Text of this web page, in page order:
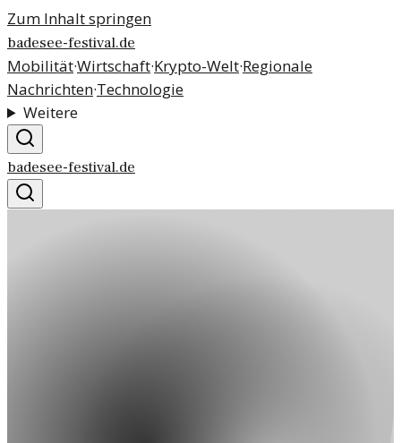
Zum Inhalt springen
badesee-festival.de
Mobilität·Wirtschaft·Krypto-Welt·Regionale
Nachrichten·Technologie
Weitere
badesee-festival.de